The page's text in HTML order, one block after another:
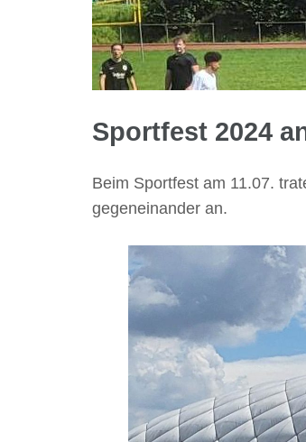
Sportfest 2024
Beim Sportfest am 11.07.
gegeneinander an.